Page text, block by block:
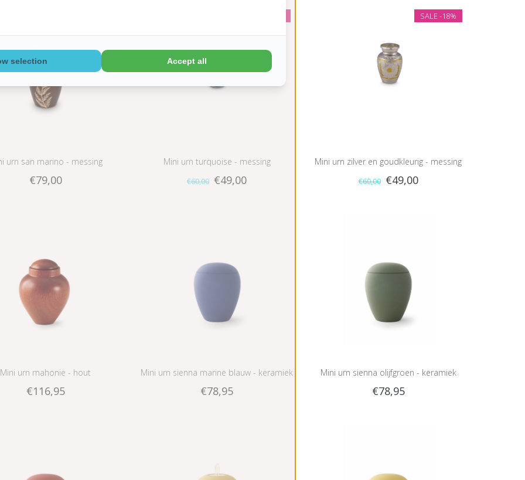
urn san marino - messing
€79,00
Mini urn turquoise - messing
€60,00 €49,00
SALE-18%
Mini urn zilver en goudkleurig - messing
€60,00 €49,00
Mini urn mahonie - hout
€116,95
Mini urn sienna marine blauw - keramiek
€78,95
Mini urn sienna olijfgroen - keramiek
€78,95
selection Accept all